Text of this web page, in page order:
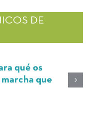
DE
qué os
que